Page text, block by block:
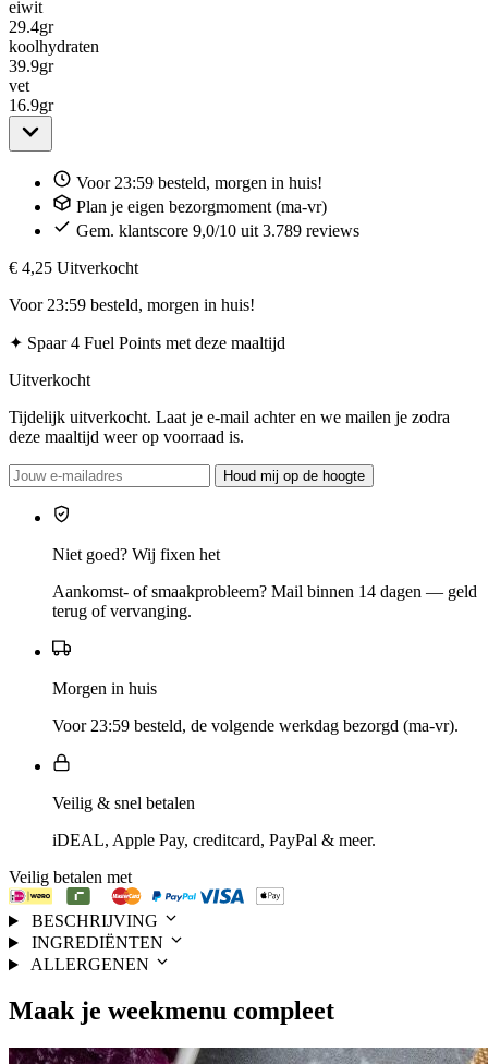
eiwit
29.4gr
koolhydraten
39.9gr
vet
16.9gr
Voor 23:59 besteld, morgen in huis!
Plan je eigen bezorgmoment (ma-vr)
Gem. klantscore 9,0/10 uit 3.789 reviews
€ 4,25 Uitverkocht
Voor 23:59 besteld, morgen in huis!
✦ Spaar 4 Fuel Points met deze maaltijd
Uitverkocht
Tijdelijk uitverkocht. Laat je e-mail achter en we mailen je zodra
deze maaltijd weer op voorraad is.
Houd mij op de hoogte
Niet goed? Wij fixen het
Aankomst- of smaakprobleem? Mail binnen 14 dagen — geld
terug of vervanging.
Morgen in huis
Voor 23:59 besteld, de volgende werkdag bezorgd (ma-vr).
Veilig & snel betalen
iDEAL, Apple Pay, creditcard, PayPal & meer.
Veilig betalen met
BESCHRIJVING
INGREDIËNTEN
ALLERGENEN
Maak je weekmenu compleet